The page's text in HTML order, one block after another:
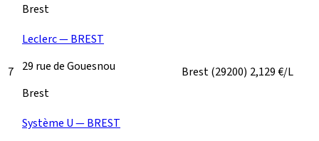
Brest
7
Leclerc — BREST
29 rue de Gouesnou
Brest
Brest(29200) 2,129€/L
Système U — BREST